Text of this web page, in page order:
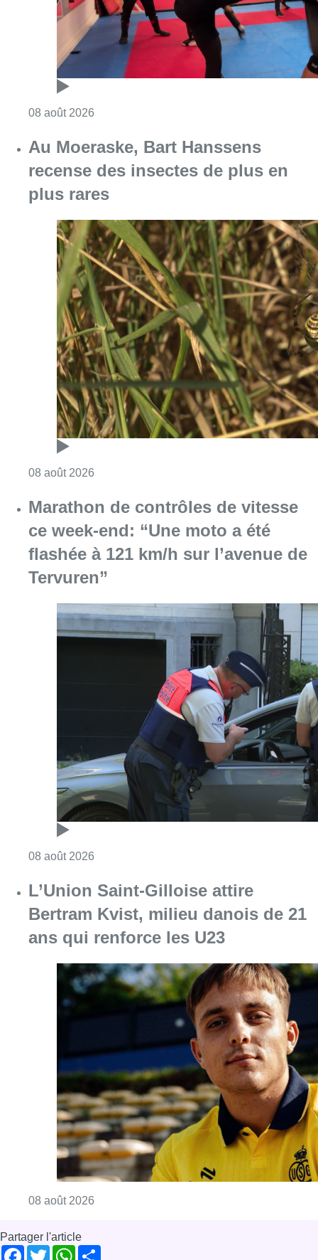
08 août 2026
Au Moeraske, Bart Hanssens
recense des insectes de plus en
plus rares
08 août 2026
Marathon de contrôles de vitesse
ce week-end: “Une moto a été
flashée à 121 km/h sur l’avenue de
Tervuren”
08 août 2026
L’Union Saint-Gilloise attire
Bertram Kvist, milieu danois de 21
ans qui renforce les U23
08 août 2026
Partager l'article
Facebook
TwitterWhatsApp